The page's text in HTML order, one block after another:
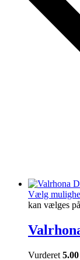
Vælg
kan vælges
Vurderet 5.00